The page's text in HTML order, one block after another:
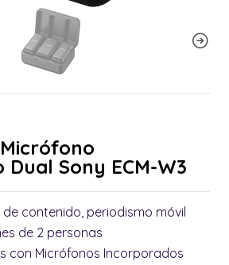
Sony ECM-W3
contenido, periodismo móvil
de 2 personas
con Micrófonos Incorporados